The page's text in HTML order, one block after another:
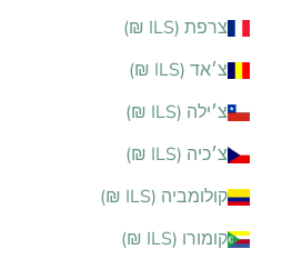
צרפת (ILS ₪)
צ׳אד (ILS ₪)
צ׳ילה (ILS ₪)
צ׳כיה (ILS ₪)
קולומביה (ILS ₪)
קומורו (ILS ₪)